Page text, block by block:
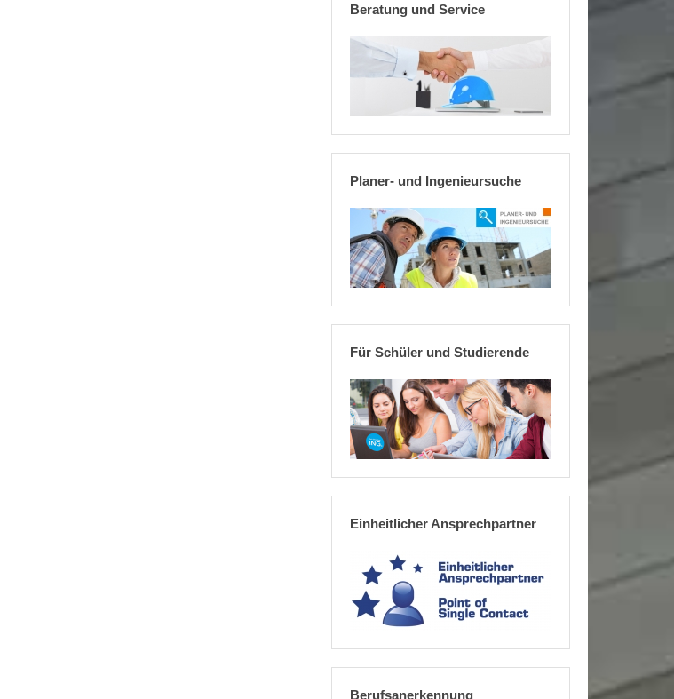
Beratung und Service
Planer- und Ingenieursuche
Für Schüler und Studierende
Einheitlicher Ansprechpartner
Berufsanerkennung